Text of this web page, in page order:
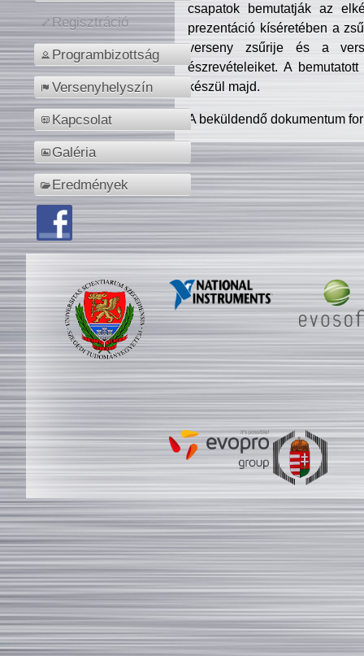
Regisztráció
Programbizottság
Versenyhelyszín
Kapcsolat
Galéria
Eredmények
csapatok bemutatják az
prezentáció kíséretében a
verseny zsűrije és a
észrevételeiket. A
készül majd.
A beküldendő dokumentum